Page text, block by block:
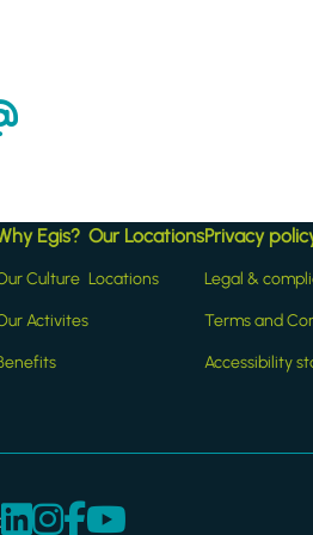
Egis?
Culture
Activites
Our Locations
Locations
Privacy
Legal &
Terms and
Accessibility